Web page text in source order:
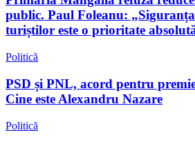
public. Paul Foleanu:
turiștilor este o prioritate
Politică
PSD și PNL, acord pentru
Cine este Alexandru Nazare
Politică